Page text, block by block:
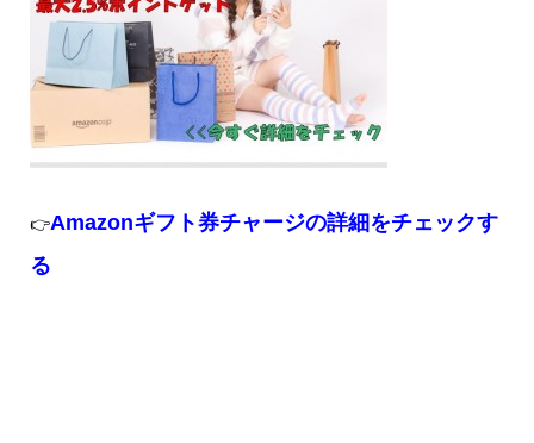
👉Amazonギフト券チャージの詳細をチェックす
る